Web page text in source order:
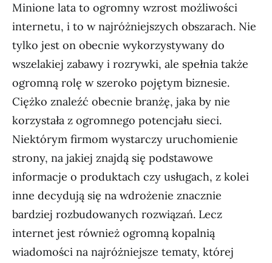
Minione lata to ogromny wzrost możliwości
internetu, i to w najróżniejszych obszarach. Nie
tylko jest on obecnie wykorzystywany do
wszelakiej zabawy i rozrywki, ale spełnia także
ogromną rolę w szeroko pojętym biznesie.
Ciężko znaleźć obecnie branżę, jaka by nie
korzystała z ogromnego potencjału sieci.
Niektórym firmom wystarczy uruchomienie
strony, na jakiej znajdą się podstawowe
informacje o produktach czy usługach, z kolei
inne decydują się na wdrożenie znacznie
bardziej rozbudowanych rozwiązań. Lecz
internet jest również ogromną kopalnią
wiadomości na najróżniejsze tematy, której